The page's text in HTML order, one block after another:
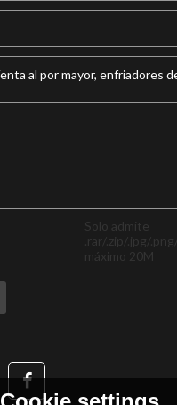
Solo admite
.rar/.zip/.jpg/
máximo 20M